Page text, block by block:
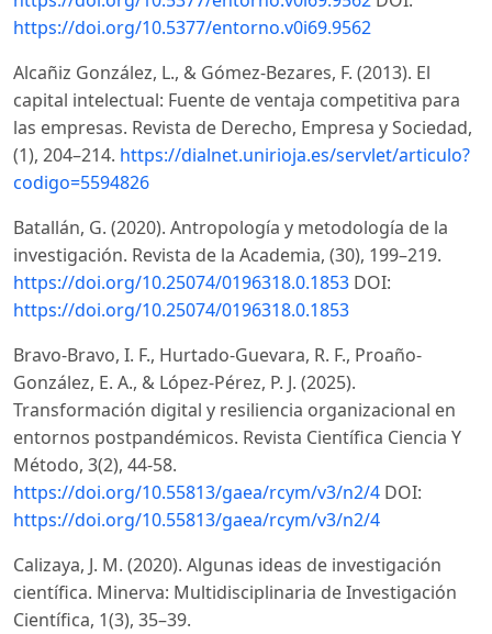
https://doi.org/10.5377/entorno.v0i69.9562
Alcañiz González, L., & Gómez-Bezares, F. (2013). El
capital intelectual: Fuente de ventaja competitiva para
las empresas. Revista de Derecho, Empresa y Sociedad,
(1), 204–214. https://dialnet.unirioja.es/servlet/articulo?
codigo=5594826
Batallán, G. (2020). Antropología y metodología de la
investigación. Revista de la Academia, (30), 199–219.
https://doi.org/10.25074/0196318.0.1853 DOI:
https://doi.org/10.25074/0196318.0.1853
Bravo-Bravo, I. F., Hurtado-Guevara, R. F., Proaño-
González, E. A., & López-Pérez, P. J. (2025).
Transformación digital y resiliencia organizacional en
entornos postpandémicos. Revista Científica Ciencia Y
Método, 3(2), 44-58.
https://doi.org/10.55813/gaea/rcym/v3/n2/4 DOI:
https://doi.org/10.55813/gaea/rcym/v3/n2/4
Calizaya, J. M. (2020). Algunas ideas de investigación
científica. Minerva: Multidisciplinaria de Investigación
Científica, 1(3), 35–39.